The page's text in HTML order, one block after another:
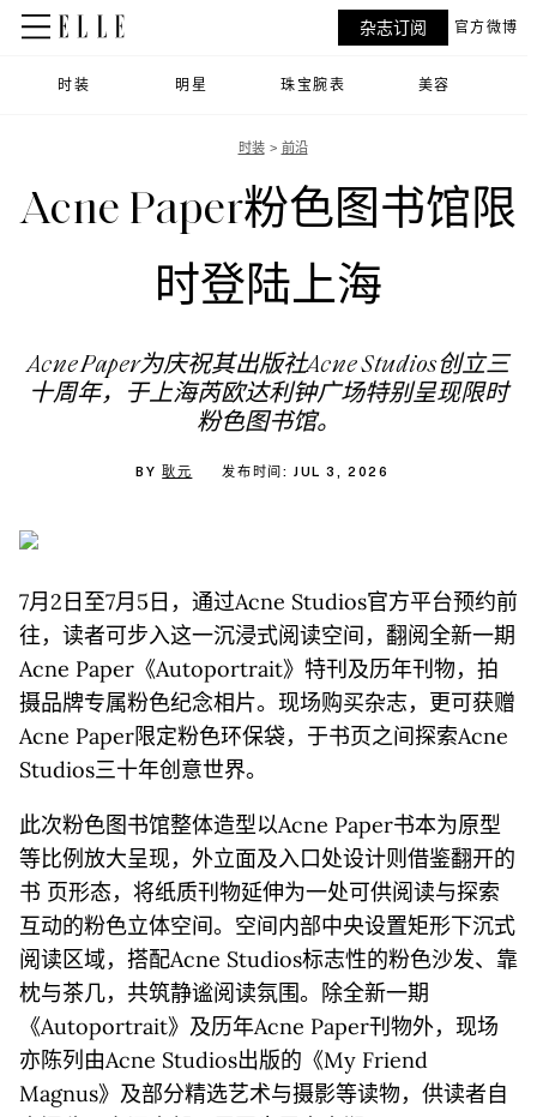
时装 明星 珠宝腕表 美容
杂志订阅 官方微博
时装 前沿
Acne Paper粉色图书馆限
时登陆上海
Acne Paper为庆祝其出版社Acne Studios创立三
十周年，于上海芮欧达利钟广场特别呈现限时
粉色图书馆。
BY耿元 发布时间: JUL 3, 2026
7月2日至7月5日，通过Acne Studios官方平台预约前
往，读者可步入这一沉浸式阅读空间，翻阅全新一期
Acne Paper《Autoportrait》特刊及历年刊物，拍
摄品牌专属粉色纪念相片。现场购买杂志，更可获赠
Acne Paper限定粉色环保袋，于书页之间探索Acne
Studios三十年创意世界。
此次粉色图书馆整体造型以Acne Paper书本为原型
等比例放大呈现，外立面及入口处设计则借鉴翻开的
书 页形态，将纸质刊物延伸为一处可供阅读与探索
互动的粉色立体空间。空间内部中央设置矩形下沉式
阅读区域，搭配Acne Studios标志性的粉色沙发、靠
枕与茶几，共筑静谧阅读氛围。除全新一期
《Autoportrait》及历年Acne Paper刊物外，现场
亦陈列由Acne Studios出版的《My Friend
Magnus》及部分精选艺术与摄影等读物，供读者自